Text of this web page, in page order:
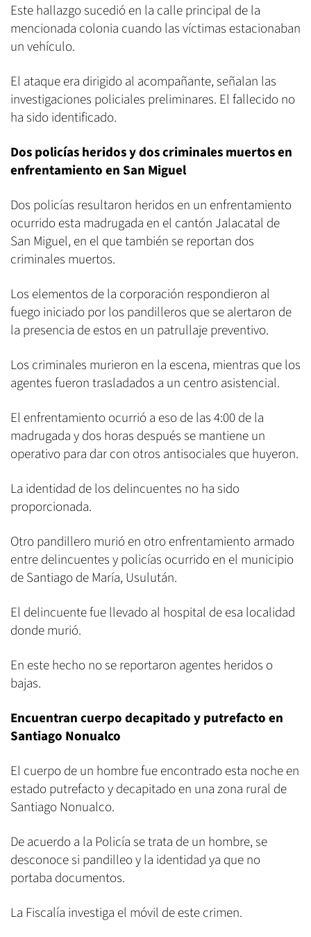
Este hallazgo sucedió en la calle principal de la
mencionada colonia cuando las víctimas estacionaban
un vehículo.
El ataque era dirigido al acompañante, señalan las
investigaciones policiales preliminares. El fallecido no
ha sido identificado.
Dos policías heridos y dos criminales muertos en
enfrentamiento en San Miguel
Dos policías resultaron heridos en un enfrentamiento
ocurrido esta madrugada en el cantón Jalacatal de
San Miguel, en el que también se reportan dos
criminales muertos.
Los elementos de la corporación respondieron al
fuego iniciado por los pandilleros que se alertaron de
la presencia de estos en un patrullaje preventivo.
Los criminales murieron en la escena, mientras que los
agentes fueron trasladados a un centro asistencial.
El enfrentamiento ocurrió a eso de las 4:00 de la
madrugada y dos horas después se mantiene un
operativo para dar con otros antisociales que huyeron.
La identidad de los delincuentes no ha sido
proporcionada.
Otro pandillero murió en otro enfrentamiento armado
entre delincuentes y policías ocurrido en el municipio
de Santiago de María, Usulután.
El delincuente fue llevado al hospital de esa localidad
donde murió.
En este hecho no se reportaron agentes heridos o
bajas.
Encuentran cuerpo decapitado y putrefacto en
Santiago Nonualco
El cuerpo de un hombre fue encontrado esta noche en
estado putrefacto y decapitado en una zona rural de
Santiago Nonualco.
De acuerdo a la Policía se trata de un hombre, se
desconoce si pandilleo y la identidad ya que no
portaba documentos.
La Fiscalía investiga el móvil de este crimen.